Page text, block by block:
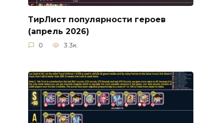
ТирЛист популярности героев
(апрель 2026)
0 3.3к.